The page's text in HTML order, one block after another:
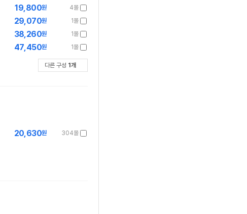
4몰
19,800원
1몰
29,070원
1몰
38,260원
1몰
47,450원
다른 구성 1 개
304몰
20,630원